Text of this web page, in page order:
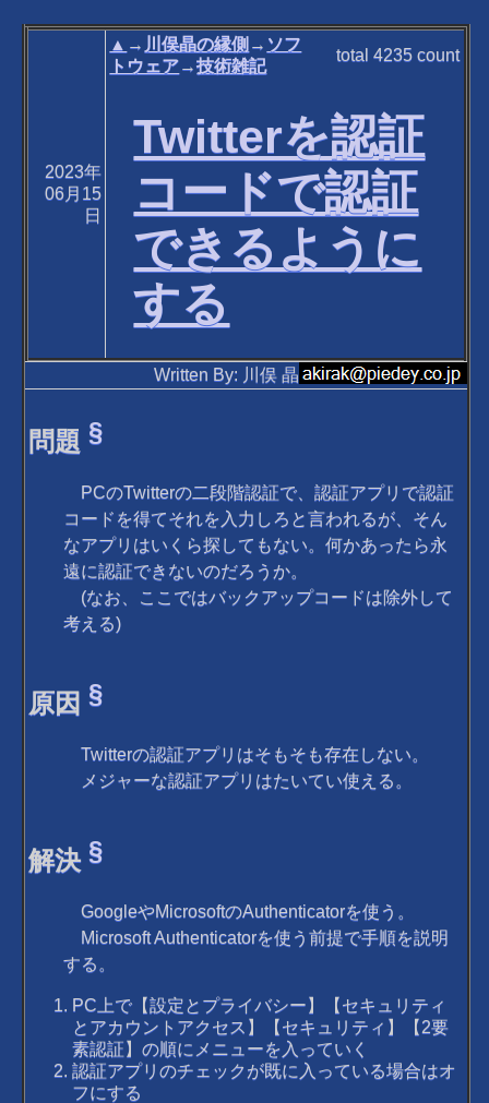
2023年
06月15
日
▲ → 川俣晶の縁側 → ソフ
トウェア→技術雑記
total4235 count
Twitterを認証
コードで認証
できるように
する
Written By: 川俣 晶
問題§
PCのTwitterの二段階認証で、認証アプリで認証
コードを得てそれを入力しろと言われるが、そん
なアプリはいくら探してもない。何かあったら永
遠に認証できないのだろうか。
(なお、ここではバックアップコードは除外して
考える)
原因§
Twitterの認証アプリはそもそも存在しない。
メジャーな認証アプリはたいてい使える。
解決§
GoogleやMicrosoftのAuthenticatorを使う。
Microsoft Authenticatorを使う前提で手順を説明
する。
PC上で【設定とプライバシー】【セキュリティ
とアカウントアクセス】【セキュリティ】【2要
素認証】の順にメニューを入っていく
認証アプリのチェックが既に入っている場合はオ
フにする